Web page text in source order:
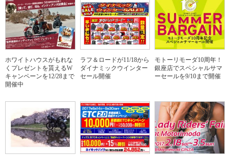
ホワイトハウスがもれな
くプレゼントを貰えるW
キャンペーンを12/28まで
開催中
ラフ＆ロードが11/18から
ダイナミックウインター
セール開催
モトーリモーダ10周年！
銀座店でスペシャルサマ
ーセールを9/10まで開催